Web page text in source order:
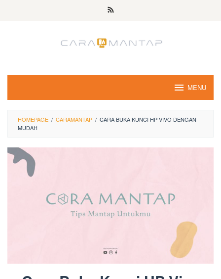
MENU
HOMEPAGE / CARAMANTAP / CARA BUKA KUNCI HP VIVO DENGAN
MUDAH